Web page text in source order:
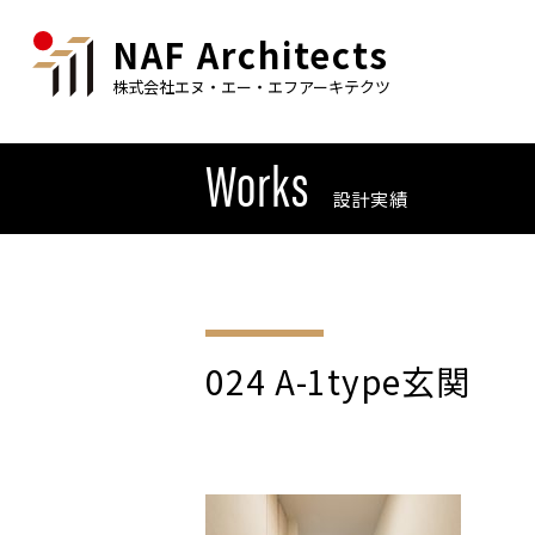
NAF Architects
株式会社エヌ・エー・エフアーキテクツ
Works 設計実績
024 A-1type玄関